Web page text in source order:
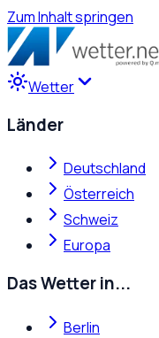
Zum Inhalt springen
Wetter
Länder
Deutschland
Österreich
Schweiz
Europa
Das Wetter in...
Berlin